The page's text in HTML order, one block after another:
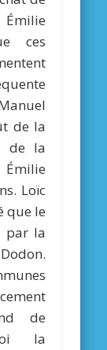
ces
de la
de la
Émilie
Loïc
que le
par la
de
la